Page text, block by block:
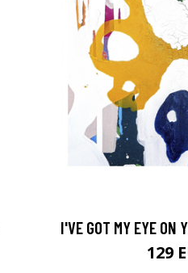
I'VE GOT MY EYE ON
129